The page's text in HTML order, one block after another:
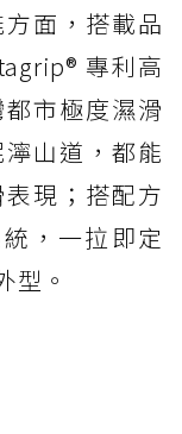
面，搭載品
專利高
市極度濕滑
山道，都能
現；搭配方
，一拉即定
型。